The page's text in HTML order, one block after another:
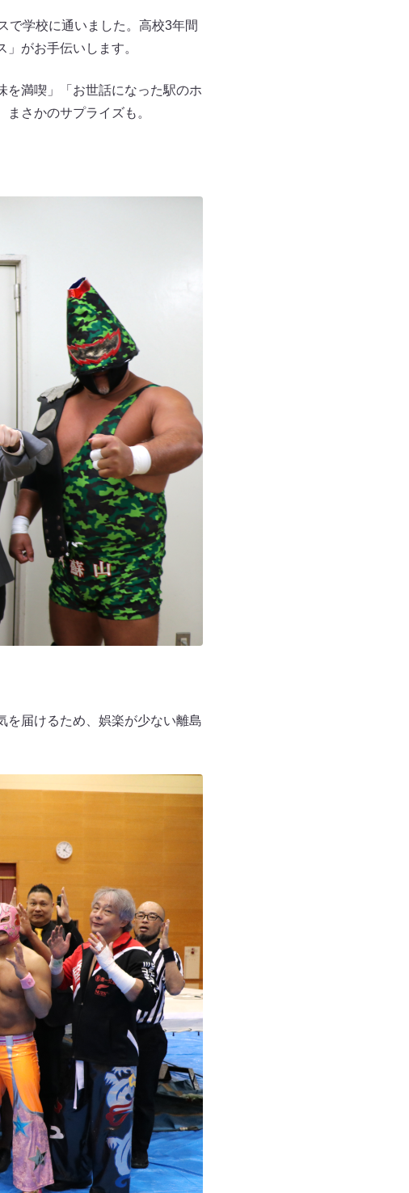
で学校に通いました。高校3年間
がお手伝いします。
を満喫」「お世話になった駅のホ
さかのサプライズも。
を届けるため、娯楽が少ない離島